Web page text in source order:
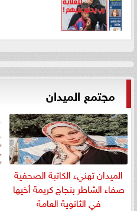
مجتمع الميدان
الميدان تهنيء الكاتبة الصحفية
صفاء الشاطر بنجاج كريمة أخيها
في الثانوية العامة